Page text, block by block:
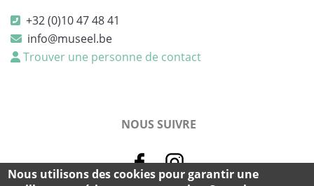
+32 (0)10 47 48 41
info@museel.be
Trouver une personne de contact
NOUS SUIVRE
Nous utilisons des cookies pour garantir une